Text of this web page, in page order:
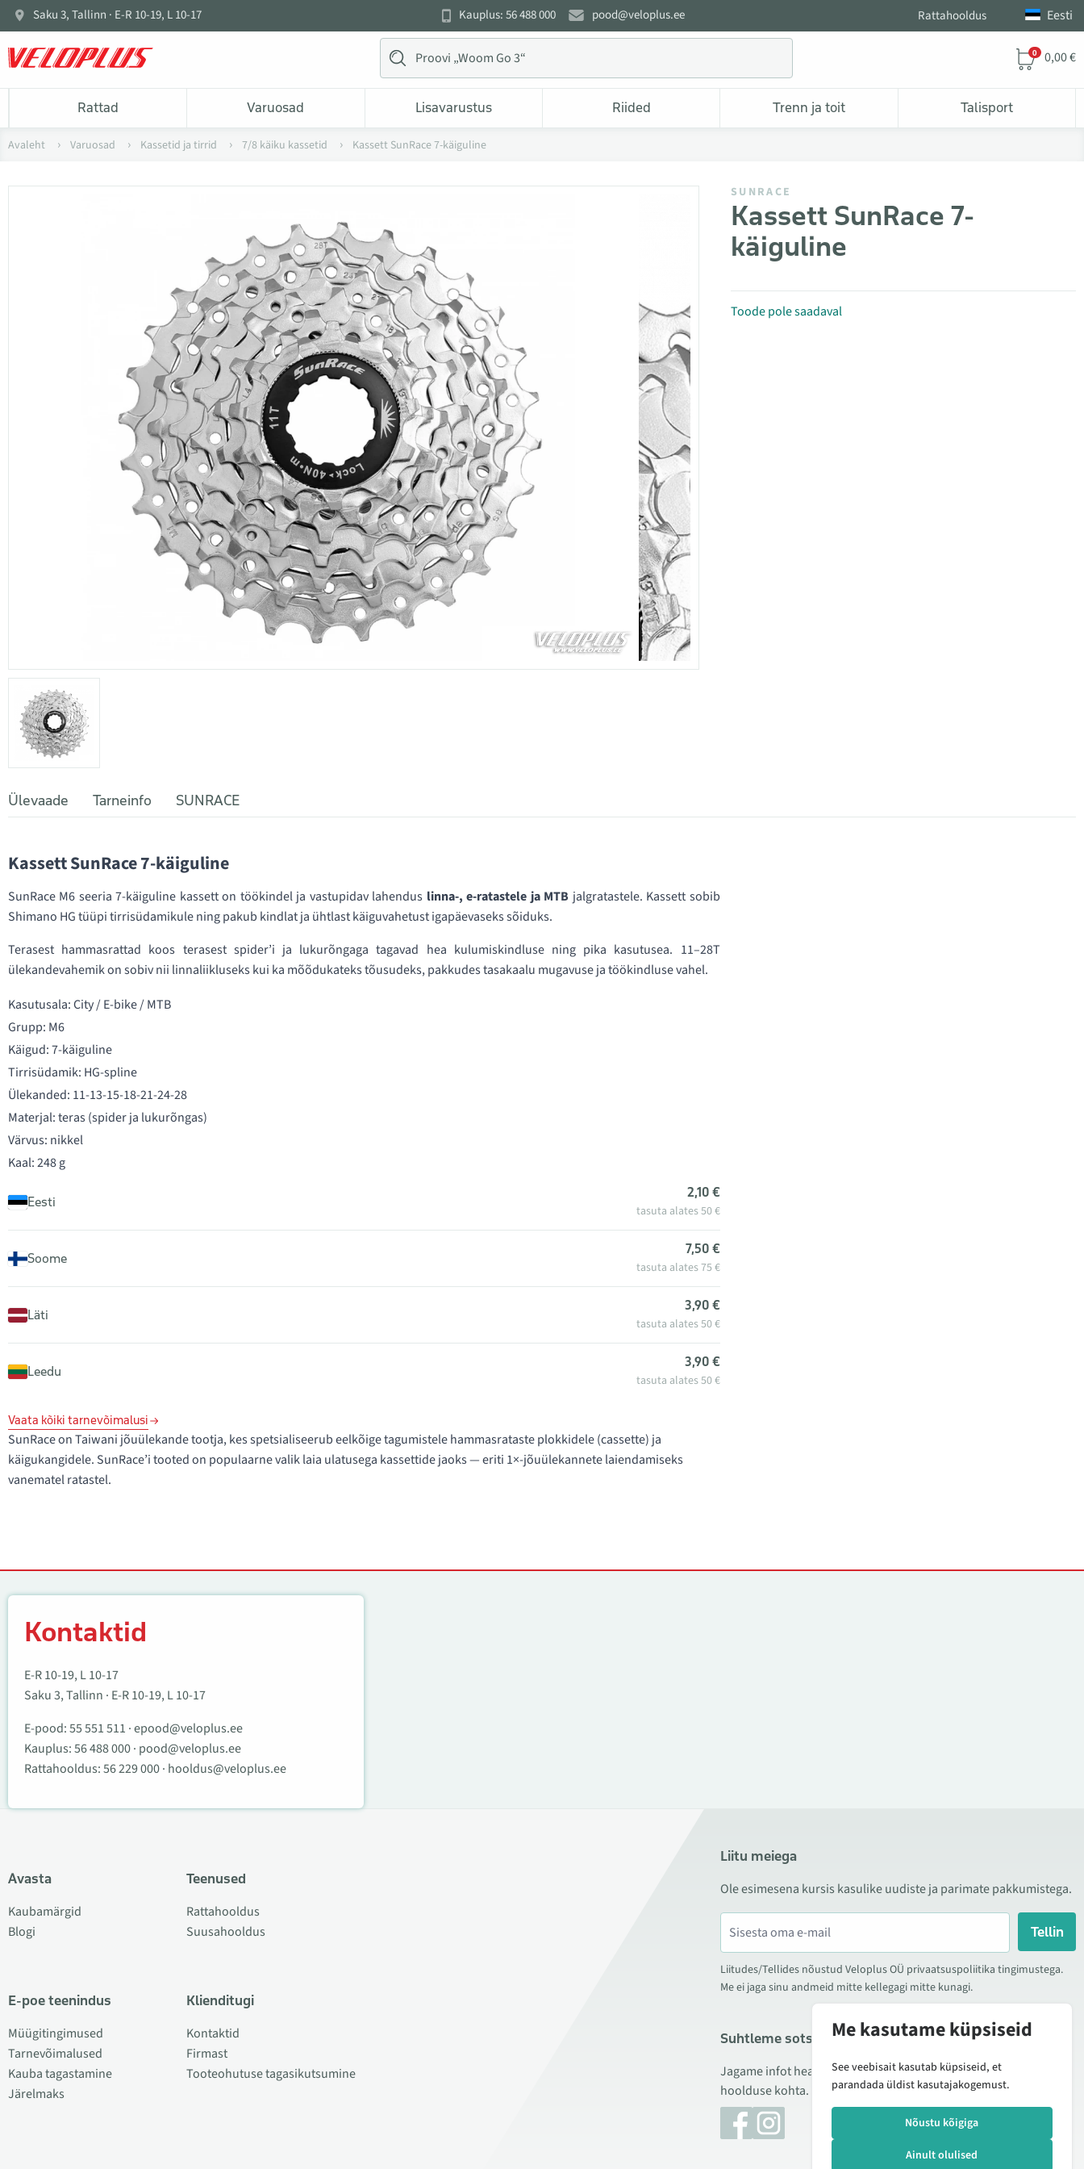
Saku 3, Tallinn · E-R 10-19, L 10-17 Kauplus: 56 488 000 pood@veloplus.ee Rattahooldus Eesti
0 0,00 €
Rattad Varuosad Lisavarustus Riided Trenn ja toit Talisport
Avaleht Varuosad Kassetid ja tirrid 7/8 käiku kassetid Kassett SunRace 7-käiguline
SUNRACE
Kassett SunRace 7-
käiguline
Toode pole saadaval
Ülevaade Tarneinfo SUNRACE
Kassett SunRace 7-käiguline
SunRace M6 seeria 7-käiguline kassett on töökindel ja vastupidav lahendus linna-, e-ratastele ja MTB jalgratastele. Kassett sobib
Shimano HG tüüpi tirrisüdamikule ning pakub kindlat ja ühtlast käiguvahetust igapäevaseks sõiduks.
Terasest hammasrattad koos terasest spider’i ja lukurõngaga tagavad hea kulumiskindluse ning pika kasutusea. 11–28T
ülekandevahemik on sobiv nii linnaliikluseks kui ka mõõdukateks tõusudeks, pakkudes tasakaalu mugavuse ja töökindluse vahel.
Kasutusala: City / E-bike / MTB
Grupp: M6
Käigud: 7-käiguline
Tirrisüdamik: HG-spline
Ülekanded: 11-13-15-18-21-24-28
Materjal: teras (spider ja lukurõngas)
Värvus: nikkel
Kaal: 248 g
Eesti
2,10 €
tasuta alates 50 €
Soome
7,50 €
tasuta alates 75 €
Läti
3,90 €
tasuta alates 50 €
Leedu
3,90 €
tasuta alates 50 €
Vaata kõiki tarnevõimalusi
SunRace on Taiwani jõuülekande tootja, kes spetsialiseerub eelkõige tagumistele hammasrataste plokkidele (cassette) ja
käigukangidele. SunRace’i tooted on populaarne valik laia ulatusega kassettide jaoks — eriti 1×-jõuülekannete laiendamiseks
vanematel ratastel.
Kontaktid
E-R 10-19, L 10-17
Saku 3, Tallinn · E-R 10-19, L 10-17
E-pood:55 551 511 ·epood@veloplus.ee
Kauplus:56 488 000· pood@veloplus.ee
Rattahooldus:56 229 000· hooldus@veloplus.ee
Avasta
Kaubamärgid
Blogi
E-poe teenindus
Müügitingimused
Tarnevõimalused
Kauba tagastamine
Järelmaks
Teenused
Rattahooldus
Suusahooldus
Klienditugi
Kontaktid
Firmast
Tooteohutuse tagasikutsumine
Liitu meiega
Ole esimesena kursis kasulike uudiste ja parimate pakkumistega.
Tellin
Liitudes/Tellides nõustud Veloplus OÜ privaatsuspoliitika tingimustega.
Me ei jaga sinu andmeid mitte kellegagi mitte kunagi.
Suhtleme sotsiaalmeedias
Jagame infot hea hinna kampaaniate, uute toodete ning
hoolduse kohta. Mõnikord teeme ka tooteülevaateid.
Me kasutame küpsiseid
See veebisait kasutab küpsiseid, et
parandada üldist kasutajakogemust.
Nõustu kõigiga
Ainult olulised